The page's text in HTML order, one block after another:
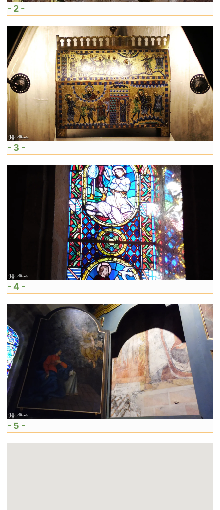
- 2 -
- 3 -
- 4 -
- 5 -